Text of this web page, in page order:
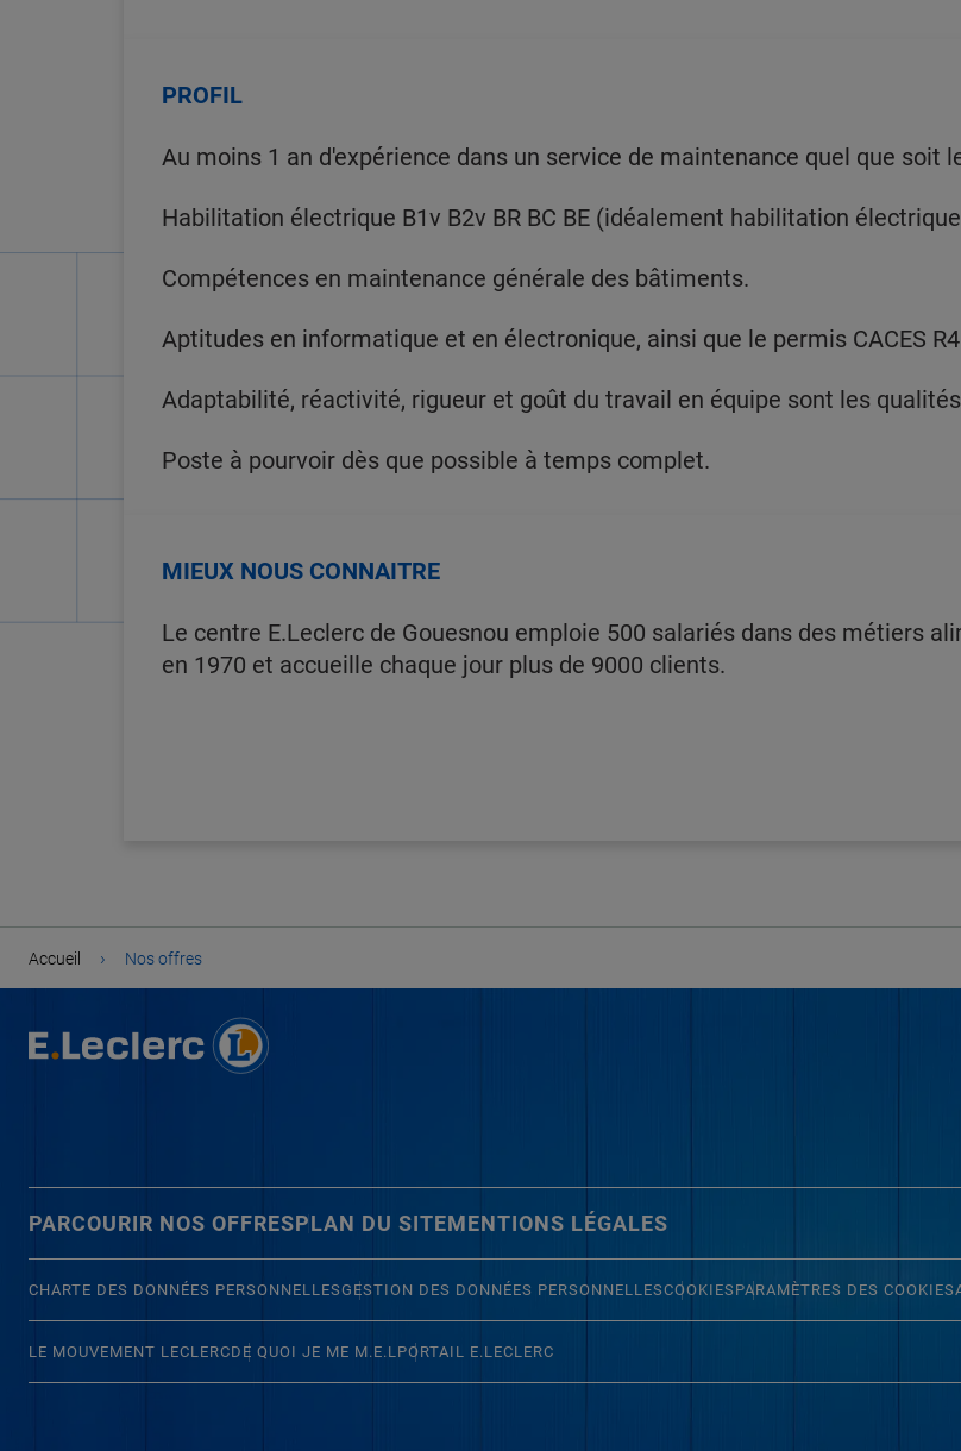
PROFIL
Au moins 1 an d'expérience dans un service de maintenance quel que soit
Habilitation électrique B1v B2v BR BC BE (idéalement habilitation
Compétences en maintenance générale des bâtiments.
Aptitudes en informatique et en électronique, ainsi que le permis CACES
Adaptabilité, réactivité, rigueur et goût du travail en équipe sont les
Poste à pourvoir dès que possible à temps complet.
MIEUX NOUS CONNAITRE
Le centre E.Leclerc de Gouesnou emploie 500 salariés dans des métiers
en 1970 et accueille chaque jour plus de 9000 clients.
Accueil › Nos offres
PARCOURIR NOS OFFRESPLAN DU SITEMENTIONS LÉGALES
CHARTE DES DONNÉES PERSONNELLESGESTION DES DONNÉES PERSONNELLESCOOKIES PARAMÈTRES DES COOKIES
LE MOUVEMENT LECLERCDE QUOI JE ME M.E.LPORTAIL E.LECLERC